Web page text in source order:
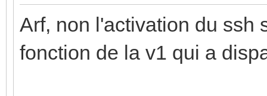
Arf, non l'activation du ssh
fonction de la v1 qui a